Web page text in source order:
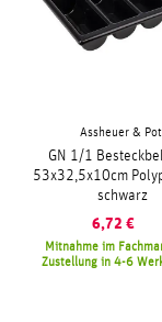
Assheuer &
GN 1/1
53x32,5x10cm
schwarz
6,72 €
Mitnahme im
Zustellung in 4-6